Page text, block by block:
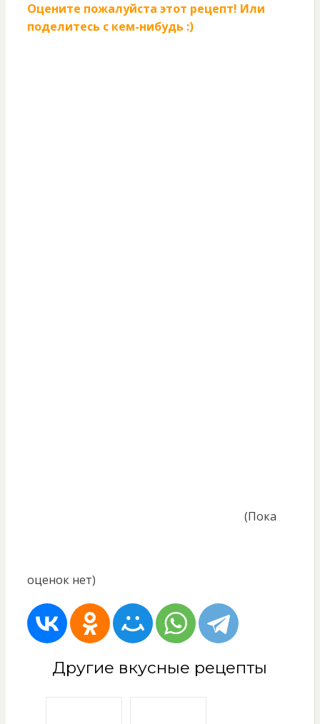
Оцените пожалуйста этот рецепт! Или
поделитесь с кем-нибудь :)
(Пока
оценок нет)
Другие вкусные рецепты